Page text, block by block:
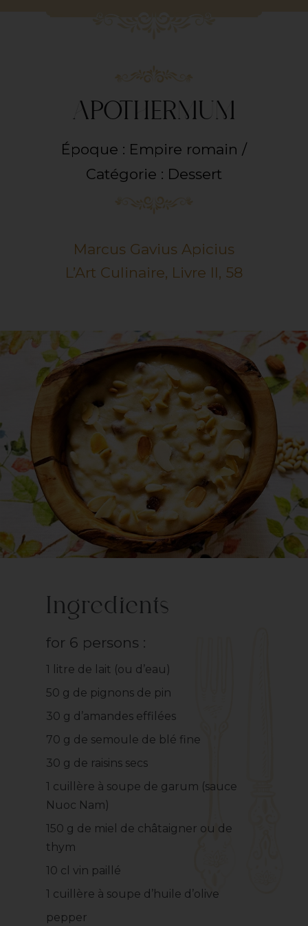
APOTHERMUM
Époque : Empire romain /
Catégorie : Dessert
Marcus Gavius Apicius
L’Art Culinaire, Livre II, 58
Ingredients
for 6 persons :
1 litre de lait (ou d’eau)
50 g de pignons de pin
30 g d’amandes effilées
70 g de semoule de blé fine
30 g de raisins secs
1 cuillère à soupe de garum (sauce
Nuoc Nam)
150 g de miel de châtaigner ou de
thym
10 cl vin paillé
1 cuillère à soupe d’huile d’olive
pepper